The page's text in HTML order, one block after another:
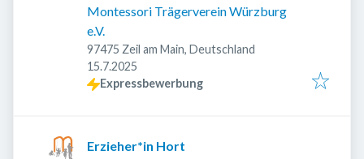
Montessori Trägerverein Würzburg
e.V.
97475 Zeil am Main, Deutschland
Veröffentlicht
15.7.2025
Expressbewerbung
Erzieher*in Hort